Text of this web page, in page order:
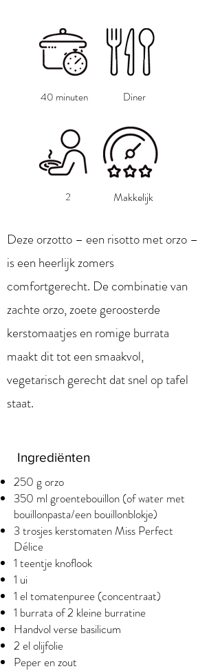
40 minuten Diner
2 Makkelijk
Deze orzotto – een risotto met orzo –
is een heerlijk zomers
comfortgerecht. De combinatie van
zachte orzo, zoete geroosterde
kerstomaatjes en romige burrata
maakt dit tot een smaakvol,
vegetarisch gerecht dat snel op tafel
staat.
Ingrediënten
250 g orzo
350 ml groentebouillon (of water met
bouillonpasta/een bouillonblokje)
3 trosjes kerstomaten Miss Perfect
Délice
1 teentje knoflook
1 ui
1 el tomatenpuree (concentraat)
1 burrata of 2 kleine burratine
Handvol verse basilicum
2 el olijfolie
Peper en zout